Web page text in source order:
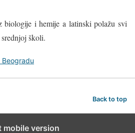
biologije i hemije a latinski polažu svi
školi.
Back to top
mobile version